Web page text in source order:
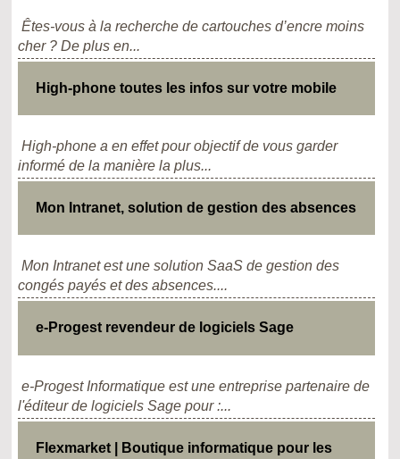
Êtes-vous à la recherche de cartouches d’encre moins
cher ? De plus en...
High-phone toutes les infos sur votre mobile
High-phone a en effet pour objectif de vous garder
informé de la manière la plus...
Mon Intranet, solution de gestion des absences
Mon Intranet est une solution SaaS de gestion des
congés payés et des absences....
e-Progest revendeur de logiciels Sage
e-Progest Informatique est une entreprise partenaire de
l'éditeur de logiciels Sage pour :...
Flexmarket | Boutique informatique pour les